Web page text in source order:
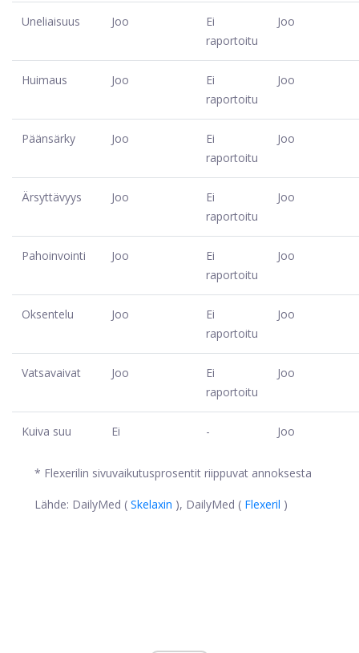
Uneliaisuus Joo
Ei
raportoitu
Joo
Huimaus Joo
Ei
raportoitu
Joo
Päänsärky Joo
Ei
raportoitu
Joo
Ärsyttävyys Joo
Ei
raportoitu
Joo
Pahoinvointi Joo
Ei
raportoitu
Joo
Oksentelu Joo
Ei
raportoitu
Joo
Vatsavaivat Joo
Ei
raportoitu
Joo
Kuiva suu Ei - Joo
* Flexerilin sivuvaikutusprosentit riippuvat annoksesta
Lähde: DailyMed ( Skelaxin ), DailyMed ( Flexeril )